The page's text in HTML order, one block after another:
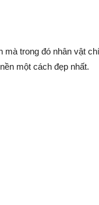
mà trong đó nhân vật
một cách đẹp nhất.